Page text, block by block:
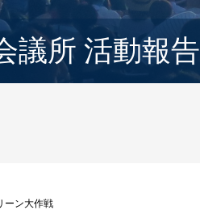
議所 活動報告
ーン大作戦